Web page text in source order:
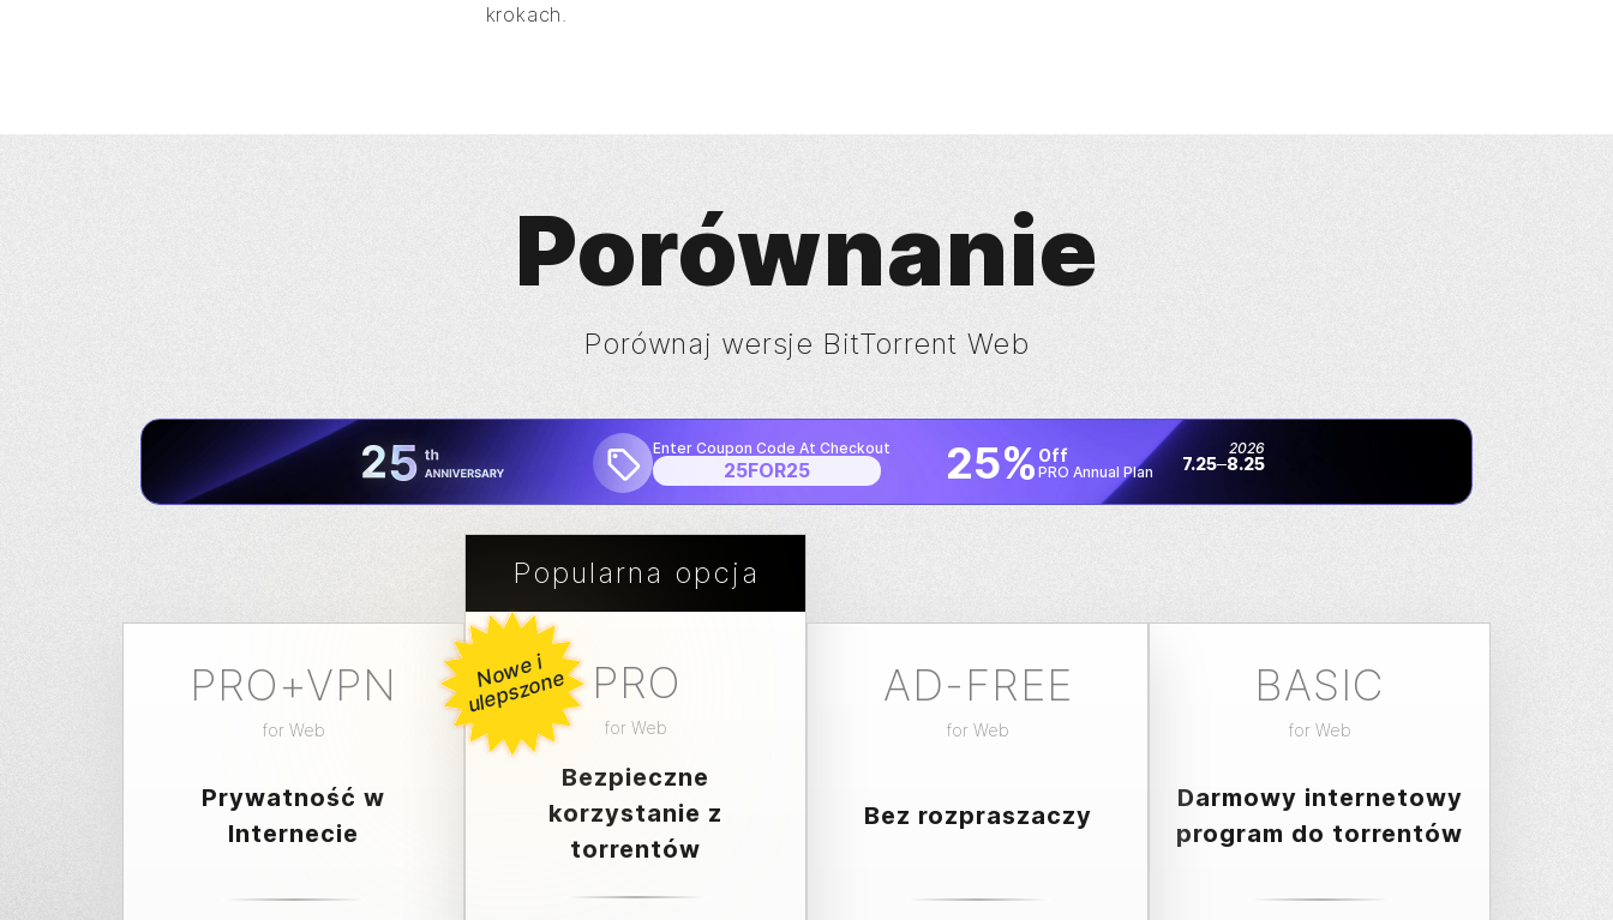
krokach.
Porównanie
Porównaj wersje BitTorrent Web
Enter Coupon Code At Checkout
25FOR25 25% Off
PRO Annual Plan
2026
7.25 8.25
PRO+VPN
for Web
Prywatność w
Internecie
N
o
w
e i
ul
e
p
s
z
o
n
e
Popularna opcja
PRO
for Web
Bezpieczne
korzystanie z
torrentów
AD-FREE
for Web
Bez rozpraszaczy
BASIC
for Web
Darmowy internetowy
program do torrentów